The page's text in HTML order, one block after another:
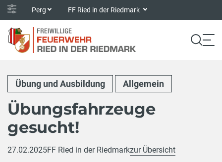
Perg FF Ried in der Riedmark
Übung und Ausbildung Allgemein
Übungsfahrzeuge
gesucht!
27.02.2025FF Ried in der Riedmarkzur Übersicht